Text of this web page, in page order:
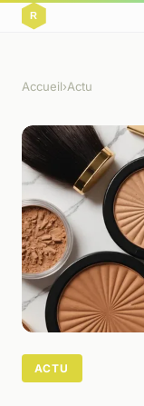
Accueil›Actu
ACTU